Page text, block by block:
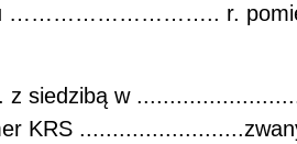
……………………….. r.
siedzibą w
KRS